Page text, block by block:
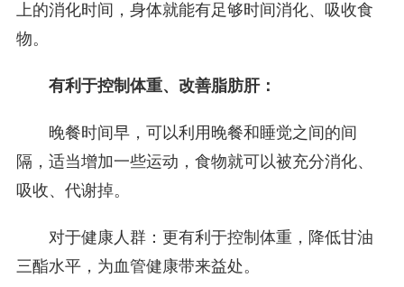
上的消化时间，身体就能有足够时间消化、吸收食
物。
有利于控制体重、改善脂肪肝：
晚餐时间早，可以利用晚餐和睡觉之间的间
隔，适当增加一些运动，食物就可以被充分消化、
吸收、代谢掉。
对于健康人群：更有利于控制体重，降低甘油
三酯水平，为血管健康带来益处。